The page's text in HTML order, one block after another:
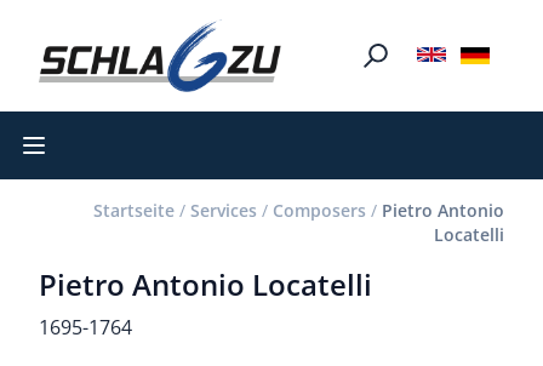
Open main menu
Startseite / Services / Composers / Pietro Antonio
Locatelli
Pietro Antonio Locatelli
1695-1764